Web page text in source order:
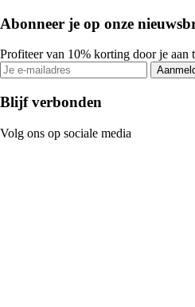
Abonneer je op onze
Profiteer van 10% korting door je aan
Blijf verbonden
Volg ons op sociale media